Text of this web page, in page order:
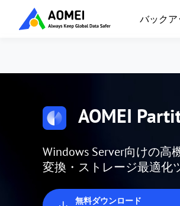
バック
AOMEI
Windows Server向けの高
変換・ストレージ最適化
無料ダウンロード